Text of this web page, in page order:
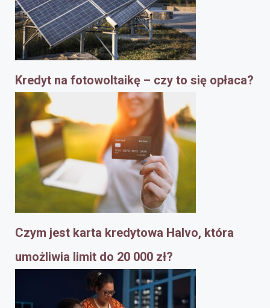
Kredyt na fotowoltaikę – czy to się opłaca?
Czym jest karta kredytowa Halvo, która
umożliwia limit do 20 000 zł?